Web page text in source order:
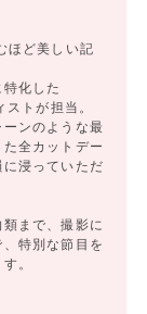
ほど美しい記
化した
トが担当。
ンのような最
全カットデー
浸っていただ
まで、撮影に
特別な節目を
。